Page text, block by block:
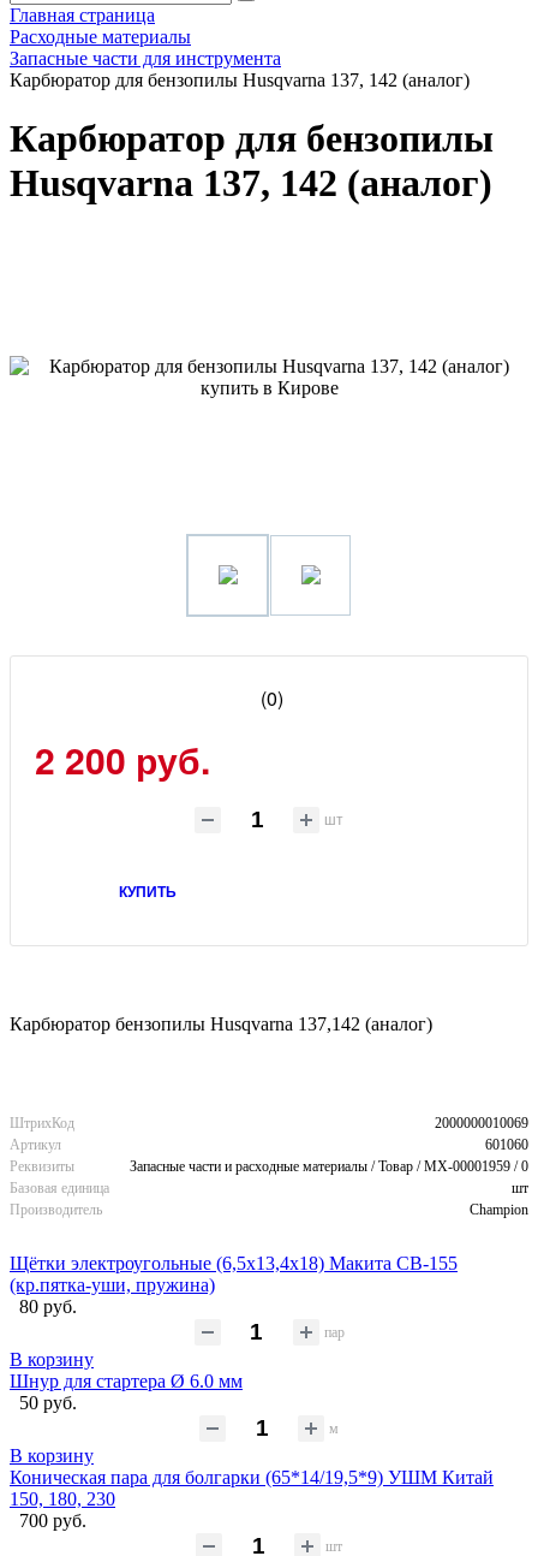
Главная страница
Расходные материалы
Запасные части для инструмента
Карбюратор для бензопилы Husqvarna 137, 142 (аналог)
Карбюратор для бензопилы
Husqvarna 137, 142 (аналог)
(0)
2 200 руб.
шт
КУПИТЬ
Карбюратор бензопилы Husqvarna 137,142 (аналог)
ШтрихКод
2000000010069
Артикул
601060
Реквизиты
Запасные части и расходные материалы / Товар / MX-00001959 / 0
Базовая единица
шт
Производитель
Champion
Щётки электроугольные (6,5х13,4х18) Макита CB-155
(кр.пятка-уши, пружина)
80 руб.
пар
В корзину
Шнур для стартера Ø 6.0 мм
50 руб.
м
В корзину
Коническая пара для болгарки (65*14/19,5*9) УШМ Китай
150, 180, 230
700 руб.
шт